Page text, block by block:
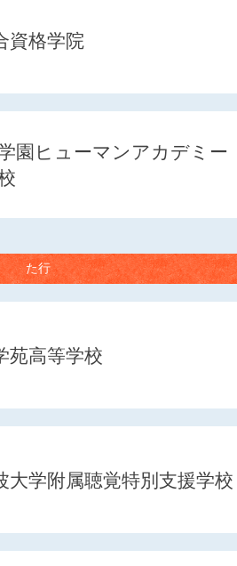
資格学院
園ヒューマンアカデミー
た行
苑高等学校
大学附属聴覚特別支援学校